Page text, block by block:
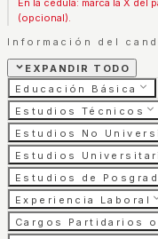
En la cédula: marca la X
(opcional).
Información del
EXPANDIR TODO
Educación Básica
Estudios Técnicos
Estudios No
Estudios
Estudios de
Experiencia Laboral
Cargos Partidarios